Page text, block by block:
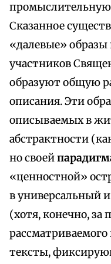
Сказанное
«далевые» образы
участников
образуют общую
описания. Эти
описываемых в
абстрактности
но своей
«ценностной»
в универсальный
(хотя, конечно, за
тексты,